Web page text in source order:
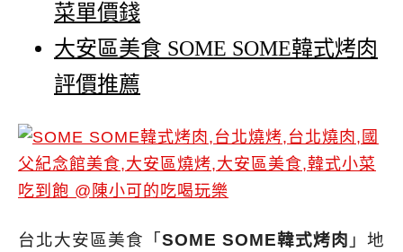
菜單價錢
大安區美食 SOME SOME韓式烤肉
評價推薦
台北大安區美食「SOME SOME韓式烤肉 」地